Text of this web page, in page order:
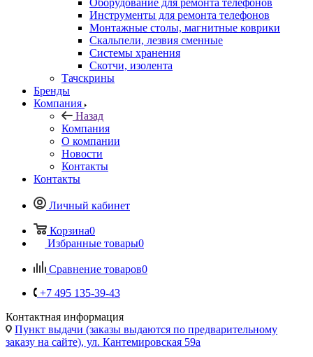
Компания
Назад
Компания
О компании
Новости
Контакты
Контакты
Личный кабинет
Корзина0
Избранные товары
Сравнение товаров
+7 495 135-39-43
Контактная информация
Пункт выдачи (заказы выдаются по предварительному
Telegram
YouTube
Одноклассники